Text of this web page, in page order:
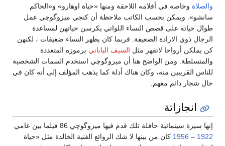
والصلاة وخاصة في أفلامه اللاحقة ومنها «حياة اوهارو» و«الحاكم
سانشو». ويمكن بحسب الكاتب ملاحظة أن كنجي ميزوگوچي عمل
طوال حياته على قصص النساء اللواتي يكرسن حياتهن لمساعدة
الرجال ذوي الارادة الضعيفة. فربما كان يظهر النساء ضعيفات ، لكنهن
كن يملكن أرواحا لاتقهر مثل السيف الياباني برموزه المتعددة
والمتسلطة. ومن الواضح هنا أن ميزوگوچي استخدم السمات الشخصية
للناس القريبين منه، وكان هناك أدلة كما يذهب المؤلف إلى أنه كان في
حال شجار دائم معهم.
انجازاتة
إنها سيرة سينمائية حافلة تلك قدم فيها ميزوگوچي 86 فيلما بين عامي
1922
–
1956 كان من بينها لا شك الروائع الفنية الخالدة مثل «حياة